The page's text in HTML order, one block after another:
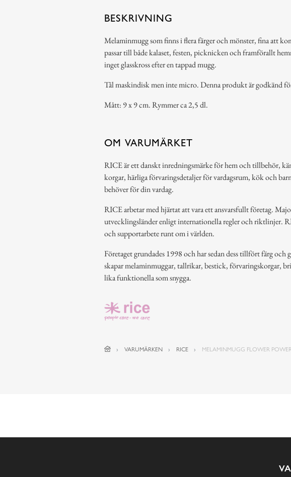
BESKRIVNING
Melaminmugg som finns i flera färger och mönster, fina att
passar till både kalaset, festen, picknicken och framförallt
inget glasskross efter en tappad mugg.
Tål maskindisk men inte micro. Denna produkt är godkänd
Mått: 9 x 9 cm. Rymmer ca 2,5 dl.
OM VARUMÄRKET
RICE är ett danskt inredningsmärke för hem och tillbehör,
korgar, härliga förvaringsdetaljer för vardagsrum, kök och
behöver för din vardag.
RICE arbetar med hjärtat att vara ett ansvarsfullt företag.
utvecklingsländer enligt internationella regler och riktlinjer.
och supportarbete runt om i världen.
Företaget grundades 1998 och har sedan dess tillfört färg
skapar melaminmuggar, tallrikar, bestick, förvaringskorgar,
lika funktionella som snygga.
VARUMÄRKEN RICE MELAMINMUGG FLOWER